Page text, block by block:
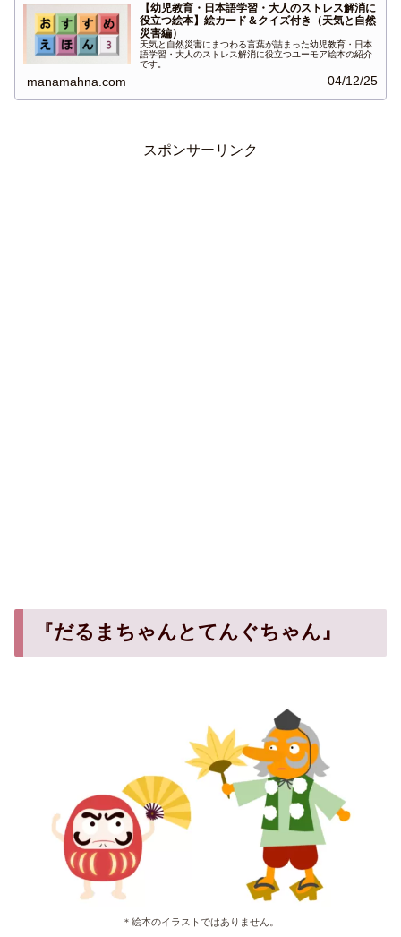
【幼児教育・日本語学習・大人のストレス解消に
役立つ絵本】絵カード＆クイズ付き（天気と自然
災害編）
天気と自然災害にまつわる言葉が詰まった幼児教育・日本
語学習・大人のストレス解消に役立つユーモア絵本の紹介
です。
manamahna.com 04/12/25
スポンサーリンク
『だるまちゃんとてんぐちゃん』
＊絵本のイラストではありません。